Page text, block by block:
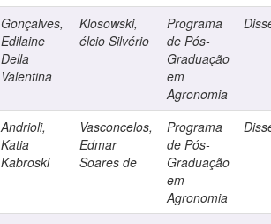
Gonçalves,
Edilaine
Della
Valentina
Klosowski,
élcio Silvério
Programa
de Pós-
Graduação
em
Agronomia
Andrioli,
Katia
Kabroski
Vasconcelos,
Edmar
Soares de
Programa
de Pós-
Graduação
em
Agronomia